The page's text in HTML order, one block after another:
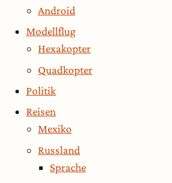
Android
Modellflug
Hexakopter
Quadkopter
Politik
Reisen
Mexiko
Russland
Sprache